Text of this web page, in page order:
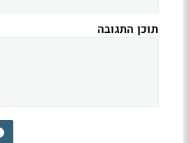
תוכן התגובה